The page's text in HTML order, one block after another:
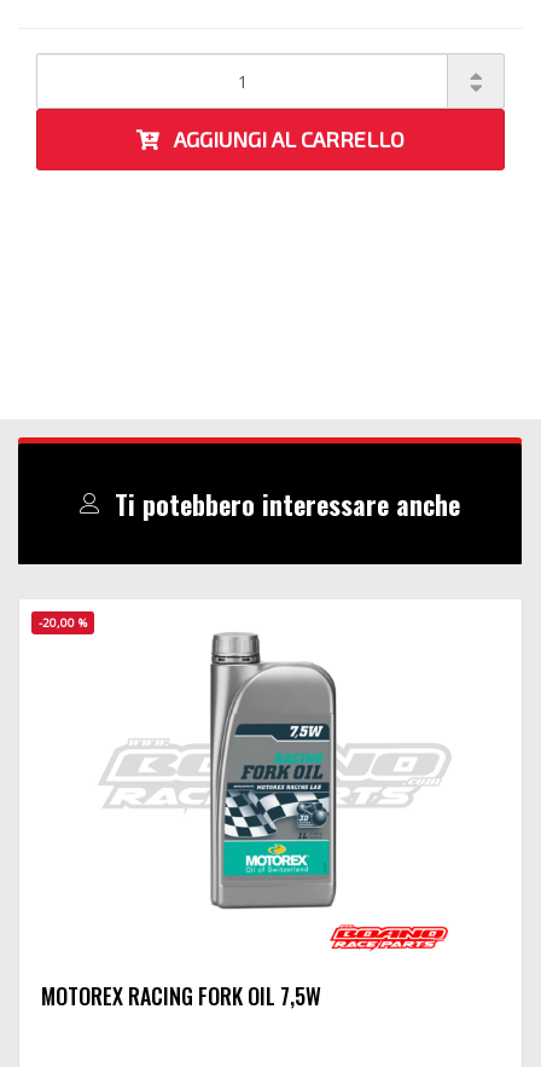
AGGIUNGI AL CARRELLO
Ti potebbero interessare anche
-20,00 %
MOTOREX RACING FORK OIL 7,5W